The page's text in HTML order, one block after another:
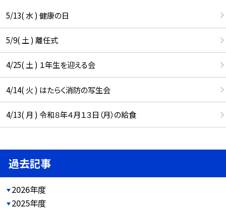
5/13( 水 ) 健康の日
5/9( 土 ) 離任式
4/25( 土 ) １年生を迎える会
4/14( 火 ) はたらく消防の写生会
4/13( 月 ) 令和８年４月１３日（月）の給食
過去記事
2026年度
2025年度